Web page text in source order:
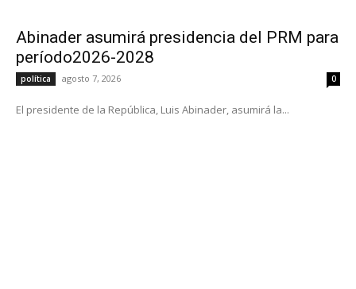
Abinader asumirá presidencia del PRM para
período2026-2028
política agosto 7, 2026 0
El presidente de la República, Luis Abinader, asumirá la...